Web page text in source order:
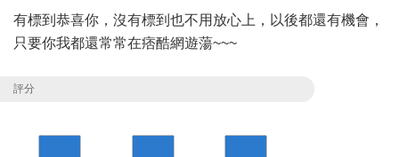
有標到恭喜你，沒有標到也不用放心上，以後都還有機會，
只要你我都還常常在痞酷網遊蕩~~~
評分